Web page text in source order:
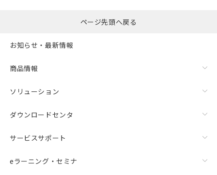
ページ先頭へ戻る
お知らせ・最新情報
商品情報
ソリューション
ダウンロードセンタ
サービスサポート
eラーニング・セミナ